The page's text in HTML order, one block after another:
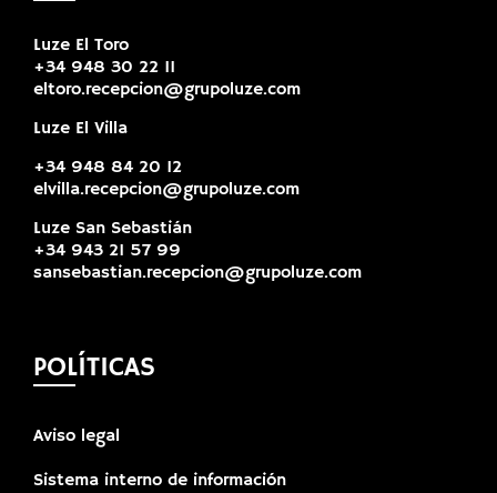
Luze El Toro
+34 948 30 22 11
eltoro.recepcion@grupoluze.com
Luze El Villa
+34 948 84 20 12
elvilla.recepcion@grupoluze.com
Luze San Sebastián
+34 943 21 57 99
sansebastian.recepcion@grupoluze.com
POLÍTICAS
Aviso legal
Sistema interno de información